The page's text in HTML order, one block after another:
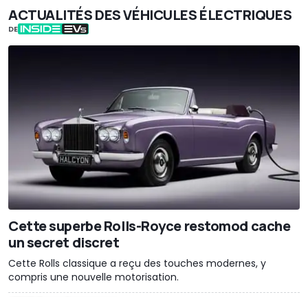
ACTUALITÉS DES VÉHICULES ÉLECTRIQUES
DE
Cette superbe Rolls-Royce restomod cache
un secret discret
Cette Rolls classique a reçu des touches modernes, y
compris une nouvelle motorisation.